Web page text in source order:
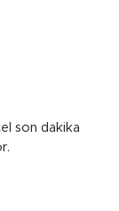
son dakika